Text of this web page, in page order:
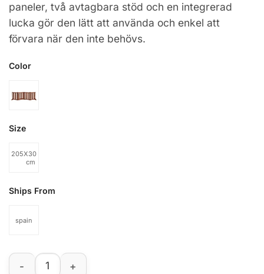
paneler, två avtagbara stöd och en integrerad
lucka gör den lätt att använda och enkel att
förvara när den inte behövs.
Color
Size
205X30X60
cm
Ships From
spain
Hopfällbart hundgrind med 4 paneler och stöd för